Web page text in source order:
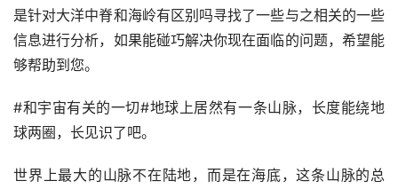
是针对大洋中脊和海岭有区别吗寻找了一些与之相关的一些
信息进行分析，如果能碰巧解决你现在面临的问题，希望能
够帮助到您。
#和宇宙有关的一切#地球上居然有一条山脉，长度能绕地
球两圈，长见识了吧。
世界上最大的山脉不在陆地，而是在海底，这条山脉的总